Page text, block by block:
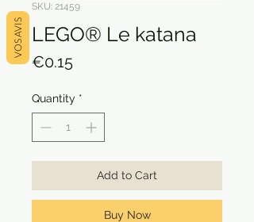
SKU: 21459
LEGO® Le katana
€0.15Price
Quantity *
Add to Cart
Buy Now
VOS AVIS